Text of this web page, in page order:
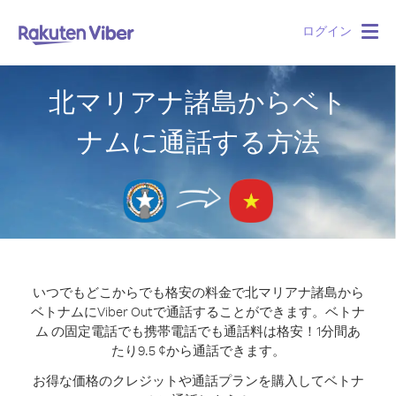
ログイン
北マリアナ諸島からベト
ナムに通話する方法
いつでもどこからでも格安の料金で北マリアナ諸島から
ベトナムにViber Outで通話することができます。 ベトナ
ム の固定電話でも携帯電話でも通話料は格安！1分間あ
たり9.5 ¢から通話できます。
お得な価格のクレジットや通話プランを購入してベトナ